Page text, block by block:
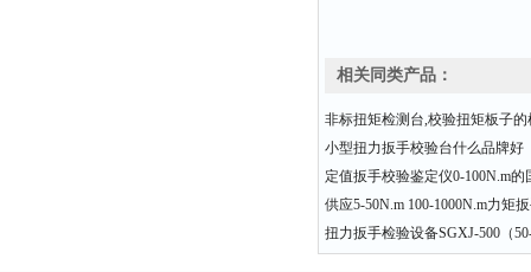
相关同类产品：
非标扭矩检测台,校验扭矩板子
小型扭力扳手校验台什么品牌好​
定值扳手校验鉴定仪0-100N.m的
供应5-50N.m 100-1000N.m力矩
扭力扳手检验设备SGXJ-500（